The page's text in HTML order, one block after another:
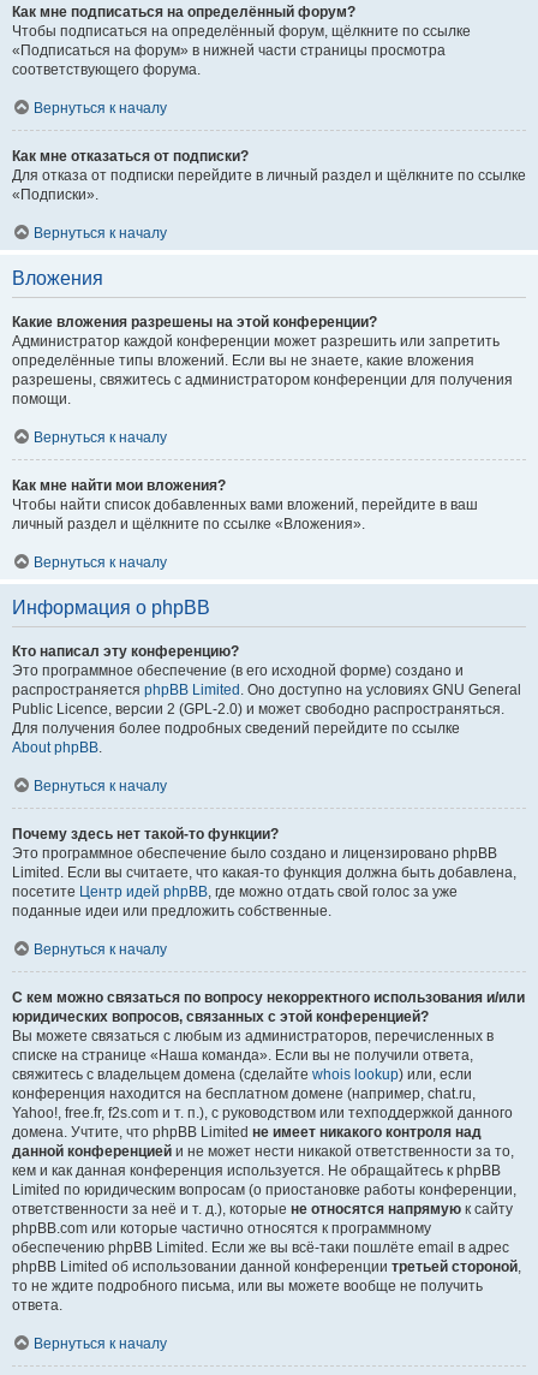
Как мне подписаться на определённый форум?
Чтобы подписаться на определённый форум, щёлкните по ссылке
«Подписаться на форум» в нижней части страницы просмотра
соответствующего форума.
Вернуться к началу
Как мне отказаться от подписки?
Для отказа от подписки перейдите в личный раздел и щёлкните по ссылке
«Подписки».
Вернуться к началу
Вложения
Какие вложения разрешены на этой конференции?
Администратор каждой конференции может разрешить или запретить
определённые типы вложений. Если вы не знаете, какие вложения
разрешены, свяжитесь с администратором конференции для получения
помощи.
Вернуться к началу
Как мне найти мои вложения?
Чтобы найти список добавленных вами вложений, перейдите в ваш
личный раздел и щёлкните по ссылке «Вложения».
Вернуться к началу
Информация о phpBB
Кто написал эту конференцию?
Это программное обеспечение (в его исходной форме) создано и
распространяется phpBB Limited . Оно доступно на условиях GNU General
Public Licence, версии 2 (GPL-2.0) и может свободно распространяться.
Для получения более подробных сведений перейдите по ссылке
About phpBB.
Вернуться к началу
Почему здесь нет такой-то функции?
Это программное обеспечение было создано и лицензировано phpBB
Limited. Если вы считаете, что какая-то функция должна быть добавлена,
посетите Центр идей phpBB, где можно отдать свой голос за уже
поданные идеи или предложить собственные.
Вернуться к началу
С кем можно связаться по вопросу некорректного использования и/или
юридических вопросов, связанных с этой конференцией?
Вы можете связаться с любым из администраторов, перечисленных в
списке на странице «Наша команда». Если вы не получили ответа,
свяжитесь с владельцем домена (сделайте whois lookup) или, если
конференция находится на бесплатном домене (например, chat.ru,
Yahoo!, free.fr, f2s.com и т. п.), с руководством или техподдержкой данного
домена. Учтите, что phpBB Limited не имеет никакого контроля над
данной конференцией и не может нести никакой ответственности за то,
кем и как данная конференция используется. Не обращайтесь к phpBB
Limited по юридическим вопросам (о приостановке работы конференции,
ответственности за неё и т. д.), которые не относятся напрямую к сайту
phpBB.com или которые частично относятся к программному
обеспечению phpBB Limited. Если же вы всё-таки пошлёте email в адрес
phpBB Limited об использовании данной конференции третьей стороной,
то не ждите подробного письма, или вы можете вообще не получить
ответа.
Вернуться к началу